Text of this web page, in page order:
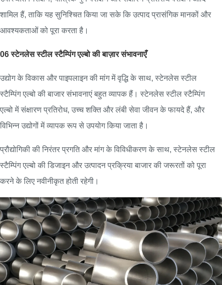
शामिल हैं, ताकि यह सुनिश्चित किया जा सके कि उत्पाद प्रासंगिक मानकों और
आवश्यकताओं को पूरा करता है।
06 स्टेनलेस स्टील स्टैम्पिंग एल्बो की बाज़ार संभावनाएँ
उद्योग के विकास और पाइपलाइन की मांग में वृद्धि के साथ, स्टेनलेस स्टील
स्टैम्पिंग एल्बो की बाजार संभावनाएं बहुत व्यापक हैं। स्टेनलेस स्टील स्टैम्पिंग
एल्बो में संक्षारण प्रतिरोध, उच्च शक्ति और लंबी सेवा जीवन के फायदे हैं, और
विभिन्न उद्योगों में व्यापक रूप से उपयोग किया जाता है।
प्रौद्योगिकी की निरंतर प्रगति और मांग के विविधीकरण के साथ, स्टेनलेस स्टील
स्टैम्पिंग एल्बो की डिजाइन और उत्पादन प्रक्रिया बाजार की जरूरतों को पूरा
करने के लिए नवीनीकृत होती रहेगी।